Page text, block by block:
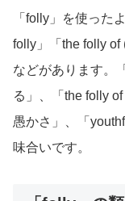
「folly」を使った
folly」「the folly of
などがあります。
る」、「the folly
愚かさ」、「
味合いです。